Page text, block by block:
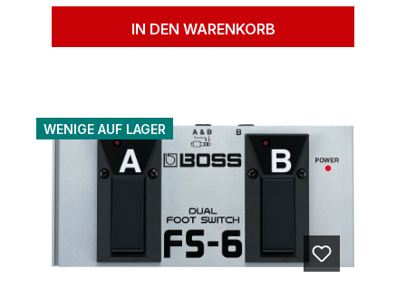
IN DEN WARENKORB
WENIGE AUF LAGER